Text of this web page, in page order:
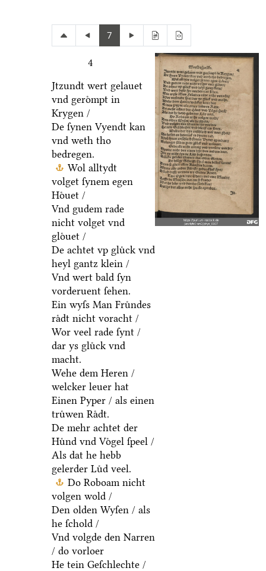
7
4
Jtzundt wert gelauet
vnd geroͤmpt in
Krygen /
De ſynen Vyendt kan
vnd weth tho
bedregen.
Wol alltydt
volget ſynem egen
Hoͤuet /
Vnd gudem rade
nicht volget vnd
gloͤuet /
De achtet vp gluͤck vnd
heyl gantz klein /
Vnd wert bald ſyn
vorderuent ſehen.
Ein wyſs Man Fruͤndes
raͤdt nicht voracht /
Wor veel rade ſynt /
dar ys gluͤck vnd
macht.
Wehe dem Heren /
welcker leuer hat
Einen Pyper / als einen
truͤwen Raͤdt.
De mehr achtet der
Huͤnd vnd Voͤgel ſpeel /
Als dat he hebb
gelerder Luͤd veel.
Do Roboam nicht
volgen wold /
Den olden Wyſen / als
he ſchold /
Vnd volgde den Narren
/ do vorloer
He tein Geſchlechte /